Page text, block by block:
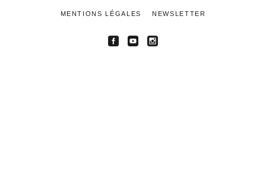
MENTIONS LÉGALES NEWSLETTER